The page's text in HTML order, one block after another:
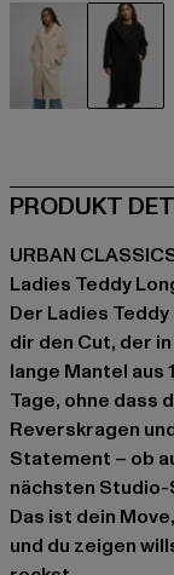
PRODUKT
URBAN
Ladies Teddy
Der Ladies
dir den Cut, der
lange Mantel
Tage, ohne dass
Reverskragen
Statement – ob
nächsten Studio-
Das ist dein
und du zeigen